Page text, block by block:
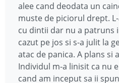
alee cand deodata un
muste de piciorul drept.
cu dintii dar nu a patruns
cazut pe jos si s-a julit la
atac de panica. A plans si
Individul m-a linisit ca nu
cand am inceput sa ii